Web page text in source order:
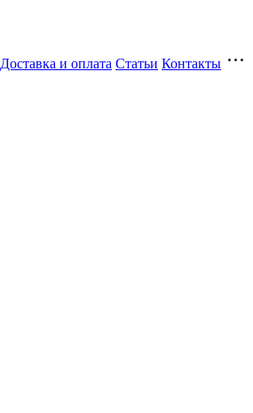
Доставка и оплата Статьи Контакты